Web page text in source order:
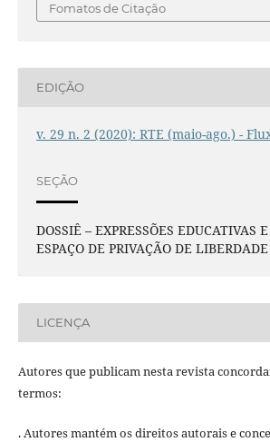
Fomatos de Citação
EDIÇÃO
v. 29 n. 2 (2020): RTE (maio-ago.) -
SEÇÃO
DOSSIÊ – EXPRESSÕES EDUCATIVAS
ESPAÇO DE PRIVAÇÃO DE LIBERDADE
LICENÇA
Autores que publicam nesta revista
termos:
. Autores mantém os direitos autorais e